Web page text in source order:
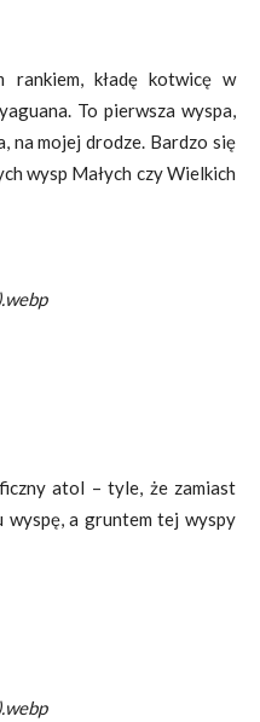
rankiem, kładę kotwicę w
To pierwsza wyspa,
na mojej drodze. Bardzo się
wysp Małych czy Wielkich
atol – tyle, że zamiast
wyspę, a gruntem tej wyspy